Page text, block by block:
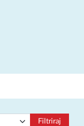
Filtriraj